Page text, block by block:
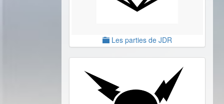
Les parties de JDR